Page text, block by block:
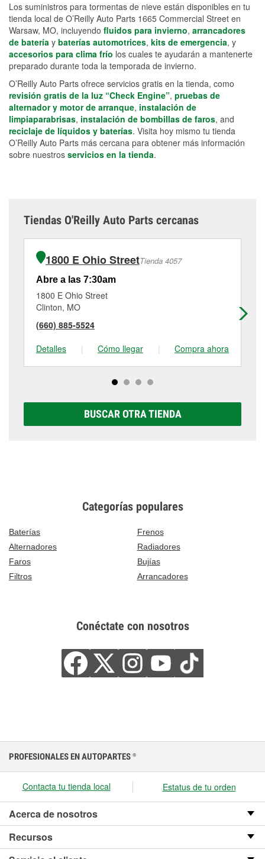
Los suministros para tormentas de nieve están disponibles en tu
tienda local de O’Reilly Auto Parts 1665 Commercial Street en
Warsaw, MO, incluyendo fluidos para invierno, arrancadores
de batería y baterías automotrices, kits de emergencia, y
accesorios para clima frío los cuales te ayudarán a mantenerte
preparado durante toda la temporada de invierno.
O’Reilly Auto Parts ofrece servicios gratis en la tienda, como
revisión gratis de la luz “Check Engine”, pruebas de
alternador y motor de arranque, instalación de
limpiaparabrisas, instalación de bombillas de faros, and
reciclaje de líquidos y baterías. Visita hoy mismo tu tienda
O’Reilly Auto Parts más cercana para obtener más información
sobre nuestros servicios en la tienda.
Tiendas O'Reilly Auto Parts cercanas
1800 E Ohio StreetTienda 4057
Abre a las 7:30am
1800 E Ohio Street
Clinton, MO
(660) 885-5524
Detalles
| Cómo llegar | Compra ahora
BUSCAR OTRA TIENDA
Categorías populares
Baterías
Frenos
Alternadores
Radiadores
Faros
Bujías
Filtros
Arrancadores
Conéctate con nosotros
PROFESIONALES EN AUTOPARTES ®
Contacta tu tienda local Estatus de tu orden
Acerca de nosotros
Recursos